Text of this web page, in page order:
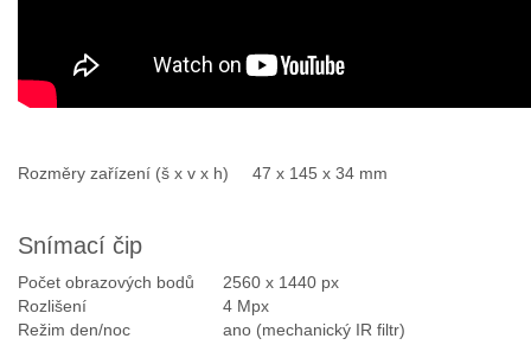
Rozměry zařízení (š x v x h) 47 x 145 x 34 mm
Snímací čip
Počet obrazových bodů 2560 x 1440 px
Rozlišení
4 Mpx
Režim den/noc
ano (mechanický IR filtr)